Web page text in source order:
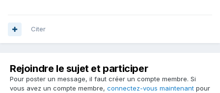
Citer
Rejoindre le sujet et participer
Pour poster un message, il faut créer un compte membre. Si
vous avez un compte membre, connectez-vous maintenant pour